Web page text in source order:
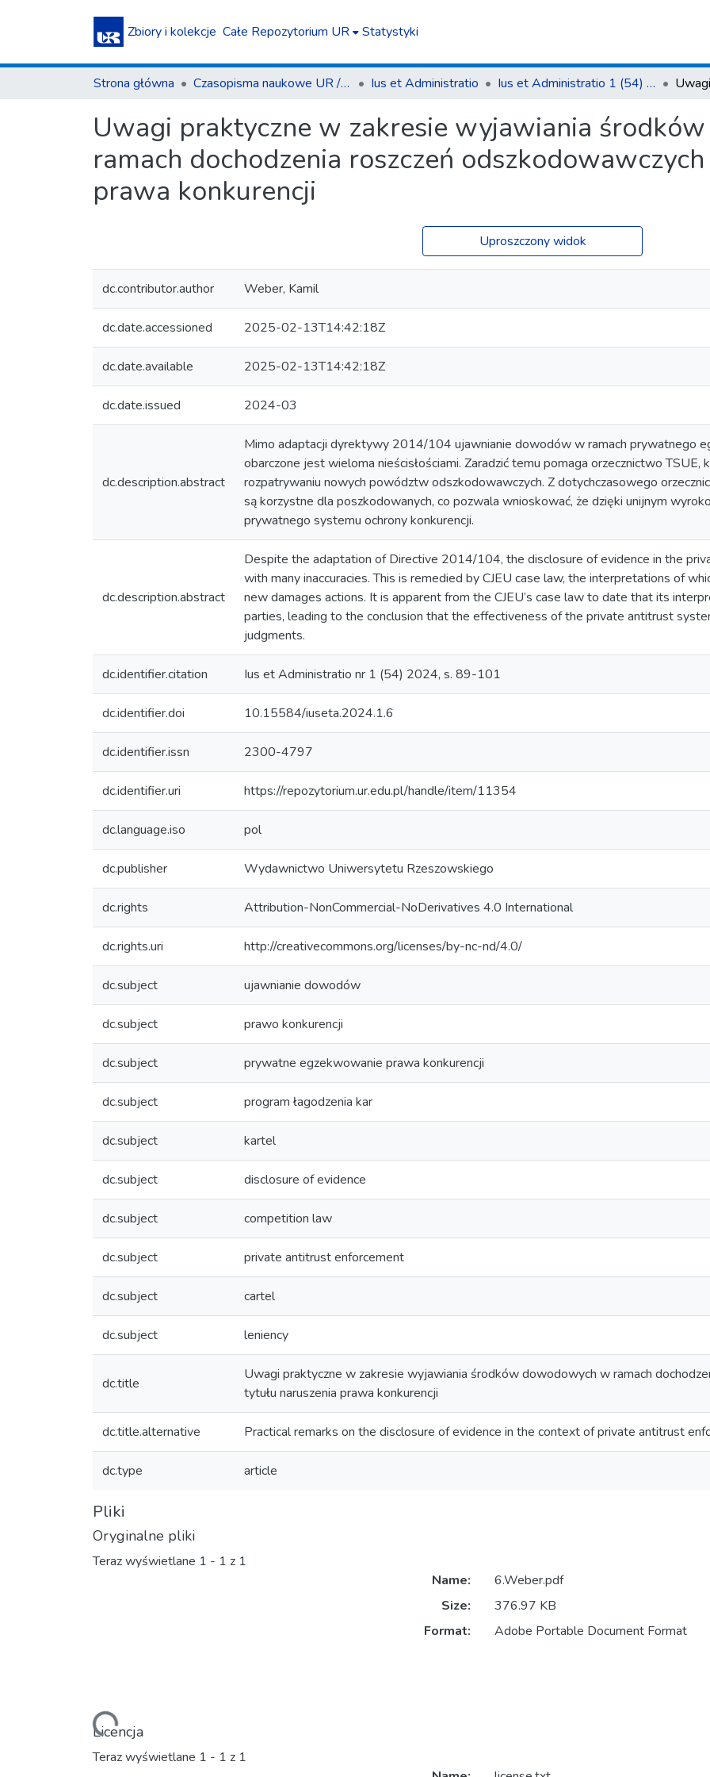
Zbiory i kolekcje Całe Repozytorium UR Statystyki
Strona główna Czasopisma naukowe UR / Scientific Journals Ius et Administratio Ius et Administratio 1 (54) 2024
Uwagi praktyczne w zakresie wyjawiania
ramach dochodzenia roszczeń
prawa konkurencji
Uproszczony widok
dc.contributor.author Weber, Kamil
dc.date.accessioned 2025-02-13T14:42:18Z
dc.date.available 2025-02-13T14:42:18Z
dc.date.issued 2024-03
dc.description.abstract
Mimo adaptacji dyrektywy 2014/104 ujawnianie dowodów w ramach prywatnego
obarczone jest wieloma nieścisłościami. Zaradzić temu pomaga orzecznictwo
rozpatrywaniu nowych powództw odszkodowawczych. Z dotychczasowego
są korzystne dla poszkodowanych, co pozwala wnioskować, że dzięki unijnym
prywatnego systemu ochrony konkurencji.
dc.description.abstract
Despite the adaptation of Directive 2014/104, the disclosure of evidence in the
with many inaccuracies. This is remedied by CJEU case law, the interpretations of
new damages actions. It is apparent from the CJEU’s case law to date that its
parties, leading to the conclusion that the effectiveness of the private antitrust
judgments.
dc.identifier.citation Ius et Administratio nr 1 (54) 2024, s. 89-101
dc.identifier.doi 10.15584/iuseta.2024.1.6
dc.identifier.issn 2300-4797
dc.identifier.uri https://repozytorium.ur.edu.pl/handle/item/11354
dc.language.iso pol
dc.publisher Wydawnictwo Uniwersytetu Rzeszowskiego
dc.rights Attribution-NonCommercial-NoDerivatives 4.0 International
dc.rights.uri http://creativecommons.org/licenses/by-nc-nd/4.0/
dc.subject ujawnianie dowodów
dc.subject prawo konkurencji
dc.subject prywatne egzekwowanie prawa konkurencji
dc.subject program łagodzenia kar
dc.subject kartel
dc.subject disclosure of evidence
dc.subject competition law
dc.subject private antitrust enforcement
dc.subject cartel
dc.subject leniency
dc.title
Uwagi praktyczne w zakresie wyjawiania środków dowodowych w ramach
tytułu naruszenia prawa konkurencji
dc.title.alternative Practical remarks on the disclosure of evidence in the context of private antitrust
dc.type article
Pliki
Oryginalne pliki
Teraz wyświetlane 1 - 1 z 1
Ładowanie...
Name:
6.Weber.pdf
Size:
376.97 KB
Format:
Adobe Portable Document Format
Licencja
Teraz wyświetlane 1 - 1 z 1